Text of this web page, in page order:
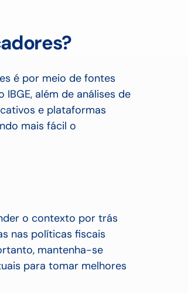
é por meio de fontes
além de análises de
e plataformas
mais fácil o
o contexto por trás
nas políticas fiscais
mantenha-se
para tomar melhores